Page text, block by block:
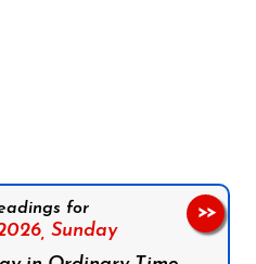
for
Sunday
>>